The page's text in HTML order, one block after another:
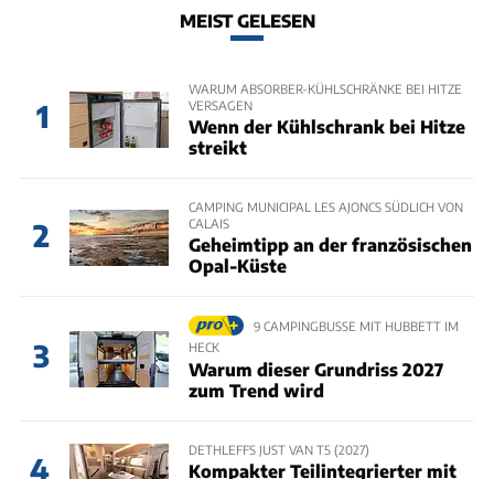
MEIST GELESEN
1
WARUM ABSORBER-KÜHLSCHRÄNKE BEI HITZE
VERSAGEN
Wenn der Kühlschrank bei Hitze
streikt
2
CAMPING MUNICIPAL LES AJONCS SÜDLICH VON
CALAIS
Geheimtipp an der französischen
Opal-Küste
3
9 CAMPINGBUSSE MIT HUBBETT IM
HECK
Warum dieser Grundriss 2027
zum Trend wird
4
DETHLEFFS JUST VAN T5 (2027)
Kompakter Teilintegrierter mit